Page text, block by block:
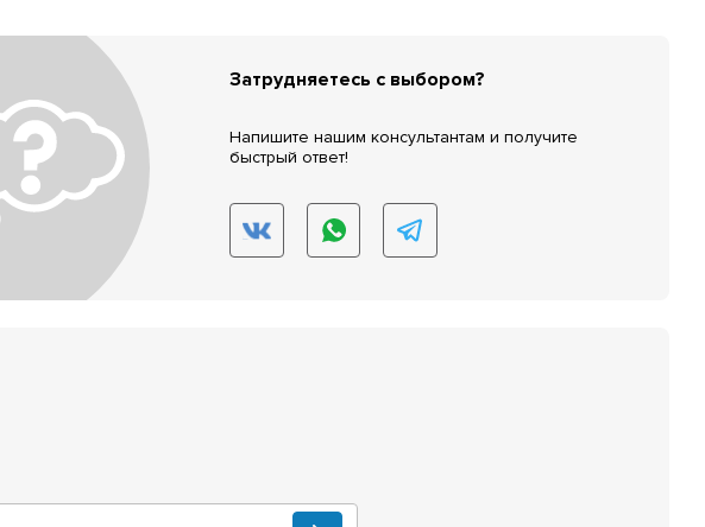
Затрудняетесь с выбором?
Напишите нашим консультантам и получите
быстрый ответ!